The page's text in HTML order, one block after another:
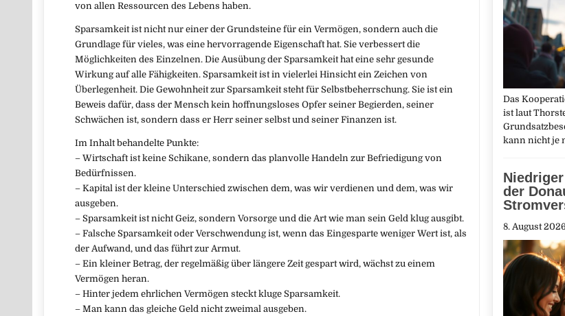
von allen Ressourcen des Lebens haben.
Sparsamkeit ist nicht nur einer der Grundsteine für ein Vermögen, sondern auch die
Grundlage für vieles, was eine hervorragende Eigenschaft hat. Sie verbessert die
Möglichkeiten des Einzelnen. Die Ausübung der Sparsamkeit hat eine sehr gesunde
Wirkung auf alle Fähigkeiten. Sparsamkeit ist in vielerlei Hinsicht ein Zeichen von
Überlegenheit. Die Gewohnheit zur Sparsamkeit steht für Selbstbeherrschung. Sie ist ein
Beweis dafür, dass der Mensch kein hoffnungsloses Opfer seiner Begierden, seiner
Schwächen ist, sondern dass er Herr seiner selbst und seiner Finanzen ist.
Im Inhalt behandelte Punkte:
– Wirtschaft ist keine Schikane, sondern das planvolle Handeln zur Befriedigung von
Bedürfnissen.
– Kapital ist der kleine Unterschied zwischen dem, was wir verdienen und dem, was wir
ausgeben.
– Sparsamkeit ist nicht Geiz, sondern Vorsorge und die Art wie man sein Geld klug ausgibt.
– Falsche Sparsamkeit oder Verschwendung ist, wenn das Eingesparte weniger Wert ist, als
der Aufwand, und das führt zur Armut.
– Ein kleiner Betrag, der regelmäßig über längere Zeit gespart wird, wächst zu einem
Vermögen heran.
– Hinter jedem ehrlichen Vermögen steckt kluge Sparsamkeit.
– Man kann das gleiche Geld nicht zweimal ausgeben.
Das
ist laut
kann nicht je
der
8. August 2026